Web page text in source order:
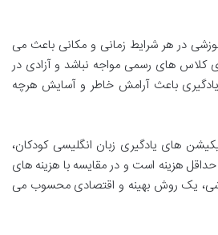
در هر شرایط زمانی و مکانی باعث می
های رسمی مواجه نباشد و آزادی در
باعث آرامش خاطر و آسایش هرچه
های یادگیری زبان انگلیسی کودکان،
حداقل هزینه است و در مقایسه با هزینه های
یک روش بهینه و اقتصادی محسوب می